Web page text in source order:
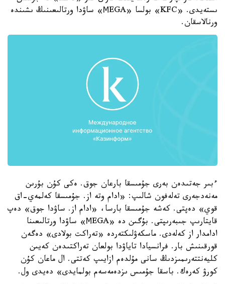
ىستەيدى. «KFC» بولسا «МEGA» ساۋدا ورتالىعىنىڭ ىشىندە
ورنالاسقان.
ءبىر جەتىدەن بەرى جۇمىسقا بارعان جوق. ەكى كۇن بۇرىن
مەنەدجەرى تەلەفون شالىپ: «ادام وتە از. جۇمىسقا كەلمەي-اق
قوي» دەپتى. كەشە جۇمىسقا بارسا، «ادام از. ساۋدا جوق» دەپ
قايتارىپ جىبەرىپتى. بۇگىن دە «МEGA» ساۋدا ورتالىعىنا
ادامدار از كەلەدى. ماسكەۋلىكتەردە «تەراكت بولادى» دەگەن
قورقىنىش بار. فرانسيادا تاياۋدا بولعان تەراكتىدەن كەيىن
كليەنتتەرىمىزدىڭ سانى مۇلدەم ازايىپ كەتتى. ال ماعان كۇن
كورۋ كەرەك. باسقا جۇمىس ىزدەمەسەم بولمايدى» دەيدى ول.